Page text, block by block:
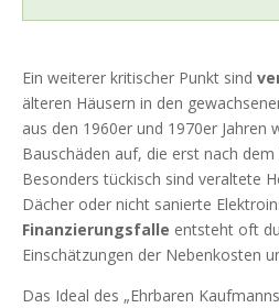
Ein weiterer kritischer Punkt sind
älteren Häusern in den
aus den 1960er und 1970er Jahren
Bauschäden auf, die erst nach
Besonders tückisch sind veraltete
Dächer oder nicht sanierte
Finanzierungsfalle entsteht oft
Einschätzungen der Nebenkosten
Das Ideal des „Ehrbaren